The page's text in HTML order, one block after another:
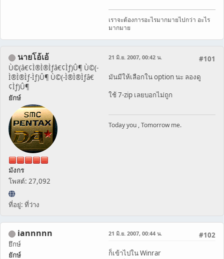
เราจะต้องการอะไรมากมายไปกว่า อะไร
มากมาย
นายโอ้เอ้
Ù©(â€¢Ì®Ì®Ìƒâ€¢Ìƒ)Û¶ Ù©(-
Ì®Ì®Ìƒ-Ìƒ)Û¶ Ù©(-Ì®Ì®Ìƒâ€
¢Ìƒ)Û¶
ยักษ์
มังกร
โพสต์: 27,092
ที่อยู่: ที่ว่าง
#101
21 มิ.ย. 2007, 00:42 น.
มันมีให้เลือกใน option นะ ลองดู
ใช้ 7-zip เลยบอกไม่ถูก
Today you , Tomorrow me.
iannnnn
ยึกษ์
ยักษ์
#102
21 มิ.ย. 2007, 00:44 น.
ก็เข้าไปใน Winrar